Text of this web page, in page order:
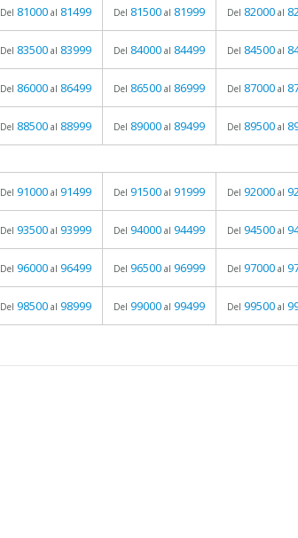
Del 81000 al 81499 Del 81500 al 81999 Del 82000 al
Del 83500 al 83999 Del 84000 al 84499 Del 84500 al
Del 86000 al 86499 Del 86500 al 86999 Del 87000 al
Del 88500 al 88999 Del 89000 al 89499 Del 89500 al
Del 91000 al 91499 Del 91500 al 91999 Del 92000 al
Del 93500 al 93999 Del 94000 al 94499 Del 94500 al
Del 96000 al 96499 Del 96500 al 96999 Del 97000 al
Del 98500 al 98999 Del 99000 al 99499 Del 99500 al